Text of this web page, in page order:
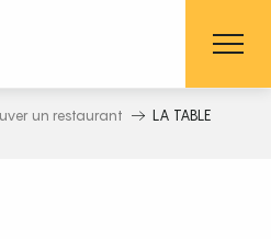
un restaurant LA TABLE